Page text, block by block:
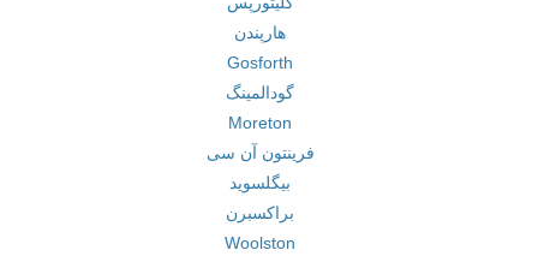
هارپندن
Gosforth
گودالمینگ
Moreton
فرینتون آن سی
بیگلسوید
براکسبرن
Woolston